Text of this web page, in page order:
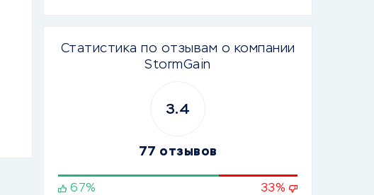
Статистика по отзывам о компании
StormGain
3.4
77 отзывов
67% 33%